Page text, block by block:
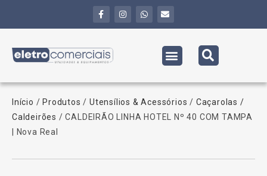
Início / Produtos /Utensílios & Acessórios / Caçarolas /
Caldeirões / CALDEIRÃO LINHA HOTEL Nº 40 COM TAMPA
| Nova Real